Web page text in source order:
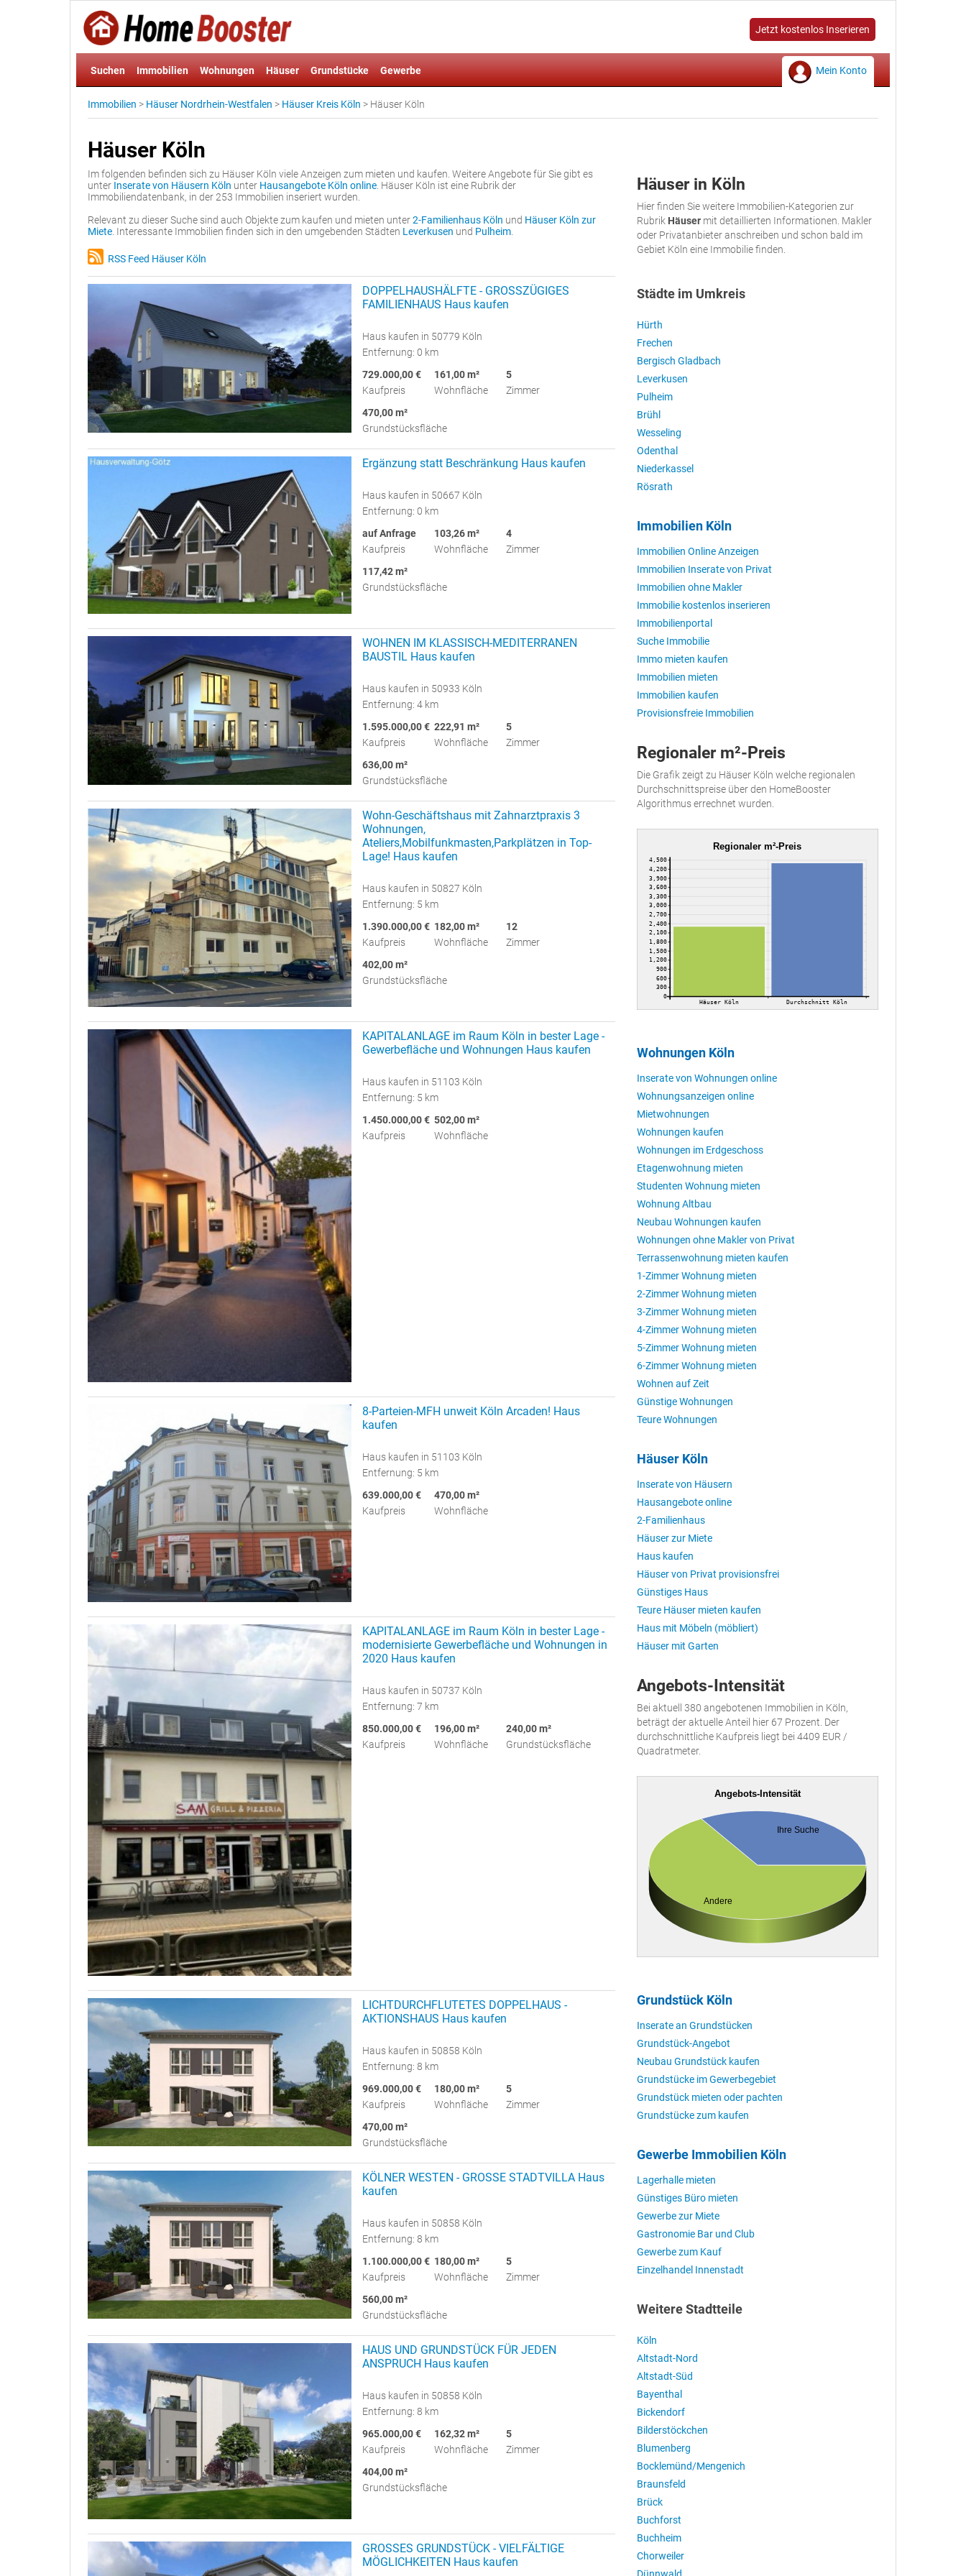
Jetzt kostenlos Inserieren
Suchen Immobilien Wohnungen Häuser Grundstücke Gewerbe Mein Konto
Immobilien > Häuser Nordrhein-Westfalen > Häuser Kreis Köln > Häuser Köln
Häuser Köln
Im folgenden befinden sich zu Häuser Köln viele Anzeigen zum mieten und kaufen. Weitere Angebote für Sie gibt es
unter Inserate von Häusern Köln unter Hausangebote Köln online . Häuser Köln ist eine Rubrik der
Immobiliendatenbank, in der 253 Immobilien inseriert wurden.
Relevant zu dieser Suche sind auch Objekte zum kaufen und mieten unter2-Familienhaus Köln und Häuser Köln zur
Miete . Interessante Immobilien finden sich in den umgebenden Städten Leverkusen und Pulheim
RSS Feed Häuser Köln
DOPPELHAUSHÄLFTE - GROSSZÜGIGES
FAMILIENHAUS Haus kaufen
Haus kaufen in 50779 Köln
Entfernung: 0 km
729.000,00 €
Kaufpreis
161,00 m²
Wohnfläche
5
Zimmer
470,00 m²
Grundstücksfläche
Ergänzung statt Beschränkung Haus kaufen
Haus kaufen in 50667 Köln
Entfernung: 0 km
auf Anfrage
Kaufpreis
103,26 m²
Wohnfläche
4
Zimmer
117,42 m²
Grundstücksfläche
WOHNEN IM KLASSISCH-MEDITERRANEN
BAUSTIL Haus kaufen
Haus kaufen in 50933 Köln
Entfernung: 4 km
1.595.000,00 €
Kaufpreis
222,91 m²
Wohnfläche
5
Zimmer
636,00 m²
Grundstücksfläche
Wohn-Geschäftshaus mit Zahnarztpraxis 3
Wohnungen,
Ateliers,Mobilfunkmasten,Parkplätzen in Top-
Lage! Haus kaufen
Haus kaufen in 50827 Köln
Entfernung: 5 km
1.390.000,00 €
Kaufpreis
182,00 m²
Wohnfläche
12
Zimmer
402,00 m²
Grundstücksfläche
KAPITALANLAGE im Raum Köln in bester Lage -
Gewerbefläche und Wohnungen Haus kaufen
Haus kaufen in 51103 Köln
Entfernung: 5 km
1.450.000,00 €
Kaufpreis
502,00 m²
Wohnfläche
8-Parteien-MFH unweit Köln Arcaden! Haus
kaufen
Haus kaufen in 51103 Köln
Entfernung: 5 km
639.000,00 €
Kaufpreis
470,00 m²
Wohnfläche
KAPITALANLAGE im Raum Köln in bester Lage -
modernisierte Gewerbefläche und Wohnungen in
2020 Haus kaufen
Haus kaufen in 50737 Köln
Entfernung: 7 km
850.000,00 €
Kaufpreis
196,00 m²
Wohnfläche
240,00 m²
Grundstücksfläche
LICHTDURCHFLUTETES DOPPELHAUS -
AKTIONSHAUS Haus kaufen
Haus kaufen in 50858 Köln
Entfernung: 8 km
969.000,00 €
Kaufpreis
180,00 m²
Wohnfläche
5
Zimmer
470,00 m²
Grundstücksfläche
KÖLNER WESTEN - GROSSE STADTVILLA Haus
kaufen
Haus kaufen in 50858 Köln
Entfernung: 8 km
1.100.000,00 €
Kaufpreis
180,00 m²
Wohnfläche
5
Zimmer
560,00 m²
Grundstücksfläche
HAUS UND GRUNDSTÜCK FÜR JEDEN
ANSPRUCH Haus kaufen
Haus kaufen in 50858 Köln
Entfernung: 8 km
965.000,00 €
Kaufpreis
162,32 m²
Wohnfläche
5
Zimmer
404,00 m²
Grundstücksfläche
GROSSES GRUNDSTÜCK - VIELFÄLTIGE
MÖGLICHKEITEN Haus kaufen
Häuser in Köln
Hier finden Sie weitere Immobilien-Kategorien zur
Rubrik Häuser mit detaillierten Informationen. Makler
oder Privatanbieter anschreiben und schon bald im
Gebiet Köln eine Immobilie finden.
Städte im Umkreis
Hürth
Frechen
Bergisch Gladbach
Leverkusen
Pulheim
Brühl
Wesseling
Odenthal
Niederkassel
Rösrath
Immobilien Köln
Immobilien Online Anzeigen
Immobilien Inserate von Privat
Immobilien ohne Makler
Immobilie kostenlos inserieren
Immobilienportal
Suche Immobilie
Immo mieten kaufen
Immobilien mieten
Immobilien kaufen
Provisionsfreie Immobilien
Regionaler m²-Preis
Die Grafik zeigt zu Häuser Köln welche regionalen
Durchschnittspreise über den HomeBooster
Algorithmus errechnet wurden.
Regionaler m²-Preis
0
300
600
900
1,200
1,500
1,800
2,100
2,400
2,700
3,000
3,300
3,600
3,900
4,200
4,500
Häuser Köln Durchschnitt Köln
Wohnungen Köln
Inserate von Wohnungen online
Wohnungsanzeigen online
Mietwohnungen
Wohnungen kaufen
Wohnungen im Erdgeschoss
Etagenwohnung mieten
Studenten Wohnung mieten
Wohnung Altbau
Neubau Wohnungen kaufen
Wohnungen ohne Makler von Privat
Terrassenwohnung mieten kaufen
1-Zimmer Wohnung mieten
2-Zimmer Wohnung mieten
3-Zimmer Wohnung mieten
4-Zimmer Wohnung mieten
5-Zimmer Wohnung mieten
6-Zimmer Wohnung mieten
Wohnen auf Zeit
Günstige Wohnungen
Teure Wohnungen
Häuser Köln
Inserate von Häusern
Hausangebote online
2-Familienhaus
Häuser zur Miete
Haus kaufen
Häuser von Privat provisionsfrei
Günstiges Haus
Teure Häuser mieten kaufen
Haus mit Möbeln (möbliert)
Häuser mit Garten
Angebots-Intensität
Bei aktuell 380 angebotenen Immobilien in Köln,
beträgt der aktuelle Anteil hier 67 Prozent. Der
durchschnittliche Kaufpreis liegt bei 4409 EUR /
Quadratmeter.
Angebots-Intensität
Andere
Ihre Suche
Grundstück Köln
Inserate an Grundstücken
Grundstück-Angebot
Neubau Grundstück kaufen
Grundstücke im Gewerbegebiet
Grundstück mieten oder pachten
Grundstücke zum kaufen
Gewerbe Immobilien Köln
Lagerhalle mieten
Günstiges Büro mieten
Gewerbe zur Miete
Gastronomie Bar und Club
Gewerbe zum Kauf
Einzelhandel Innenstadt
Weitere Stadtteile
Köln
Altstadt-Nord
Altstadt-Süd
Bayenthal
Bickendorf
Bilderstöckchen
Blumenberg
Bocklemünd/Mengenich
Braunsfeld
Brück
Buchforst
Buchheim
Chorweiler